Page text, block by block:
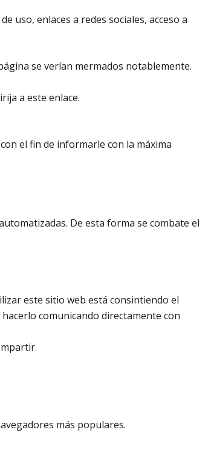
uso, enlaces a redes sociales, acceso a
se verían mermados notablemente.
a este enlace.
el fin de informarle con la máxima
De esta forma se combate el
este sitio web está consintiendo el
comunicando directamente con
más populares.